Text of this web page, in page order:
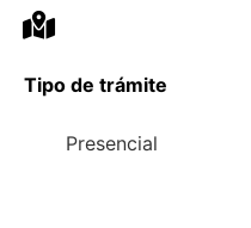
Tipo de trámite
Presencial